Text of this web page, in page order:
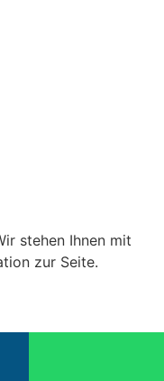
stehen Ihnen mit
zur Seite.